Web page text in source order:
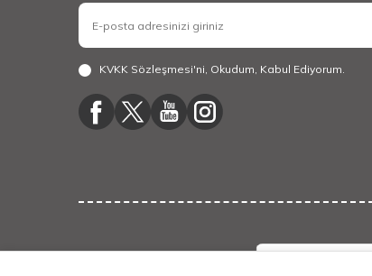
KVKK Sözleşmesi'ni, Okudum, Kabul Ediyorum.